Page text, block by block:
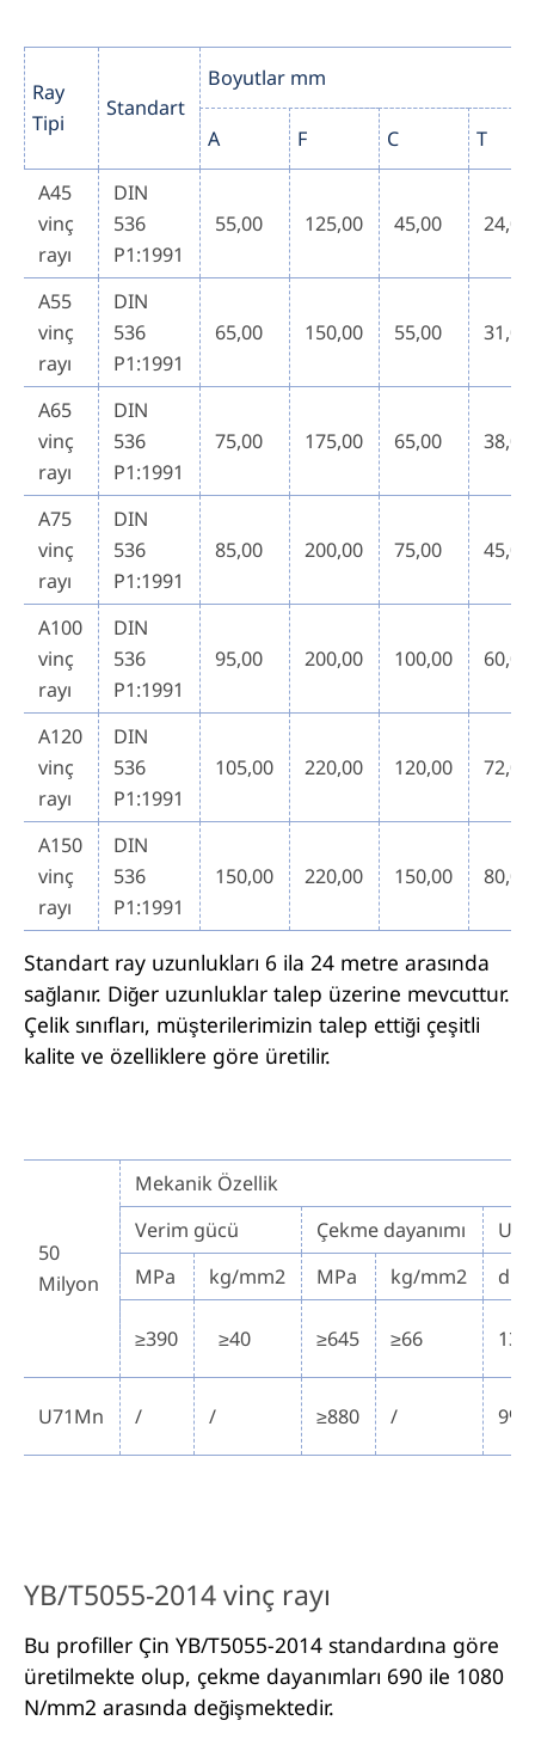
Ray
Tipi
Standart
Boyutlar mm
A F C T
A45
vinç
rayı
DIN
536
P1:1991
55,00 125,00 45,00 24,00
A55
vinç
rayı
DIN
536
P1:1991
65,00 150,00 55,00 31,00
A65
vinç
rayı
DIN
536
P1:1991
75,00 175,00 65,00 38,00
A75
vinç
rayı
DIN
536
P1:1991
85,00 200,00 75,00 45,00
A100
vinç
rayı
DIN
536
P1:1991
95,00 200,00 100,00 60,00
A120
vinç
rayı
DIN
536
P1:1991
105,00 220,00 120,00 72,00
A150
vinç
rayı
DIN
536
P1:1991
150,00 220,00 150,00 80,00
Standart ray uzunlukları 6 ila 24 metre arasında
sağlanır. Diğer uzunluklar talep üzerine mevcuttur.
Çelik sınıfları, müşterilerimizin talep ettiği çeşitli
kalite ve özelliklere göre üretilir.
50
Milyon
Mekanik Özellik
Verim gücü
Çekme dayanımı
MPa
kg/mm2 MPa kg/mm2 dk.
≥390 ≥40 ≥645 ≥66 13%
U71Mn / / ≥880 / 9%
YB/T5055-2014 vinç rayı
Bu profiller Çin YB/T5055-2014 standardına göre
üretilmekte olup, çekme dayanımları 690 ile 1080
N/mm2 arasında değişmektedir.